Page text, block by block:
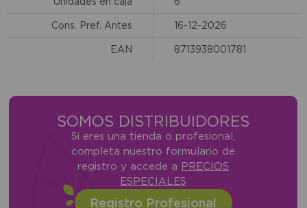
Cons. Pref. Antes 16-12-2026
EAN 8713938001781
SOMOS DISTRIBUIDORES
Si eres una tienda o profesional,
completa nuestro formulario de
registro y accede a PRECIOS
ESPECIALES
Registro Profesional